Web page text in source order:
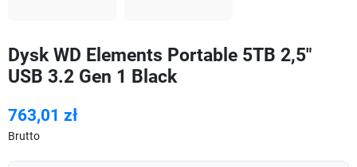
Dysk WD Elements Portable 5TB 2,5"
USB 3.2 Gen 1 Black
763,01 zł
Brutto